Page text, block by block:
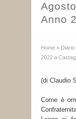
Anno
Home » Diario
2022 a
(di Claudio
Come è